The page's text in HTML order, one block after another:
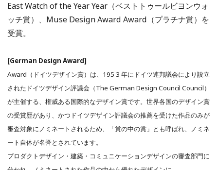
East Watch of the Year Year（ベストトゥールビヨンウォ
ッチ賞）、Muse Design Award Award（プラチナ賞）を
受賞。
[German Design Award]
Award（ドイツデザイン賞）は、195 3 年にドイツ連邦議会により設立
されたドイツデザイン評議会（The German Design Council Council）
が主催する、権威ある国際的なデザイン賞です。世界各国のデザイン賞
の受賞歴があり、かつドイツデザイン評議会の推薦を受けた作品のみが
審査対象にノミネートされるため、「賞の中の賞」とも呼ばれ、ノミネ
ート自体が名誉とされています。
プロダクトデザイン・建築・コミュニケーションデザインの審査部門に